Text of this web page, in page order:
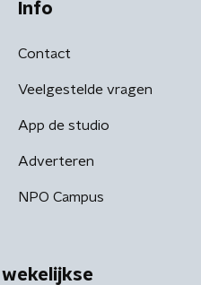
Info
Contact
Veelgestelde vragen
App de studio
Adverteren
NPO Campus